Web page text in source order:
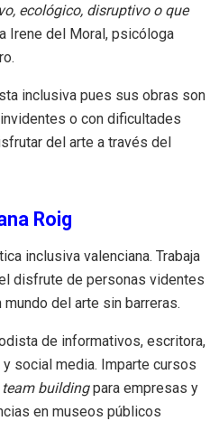
ecológico, disruptivo o que
Irene del Moral, psicóloga
inclusiva pues sus obras son
o con dificultades
del arte a través del
Roig
inclusiva valenciana. Trabaja
disfrute de personas videntes
del arte sin barreras.
de informativos, escritora,
social media. Imparte cursos
building para empresas y
en museos públicos